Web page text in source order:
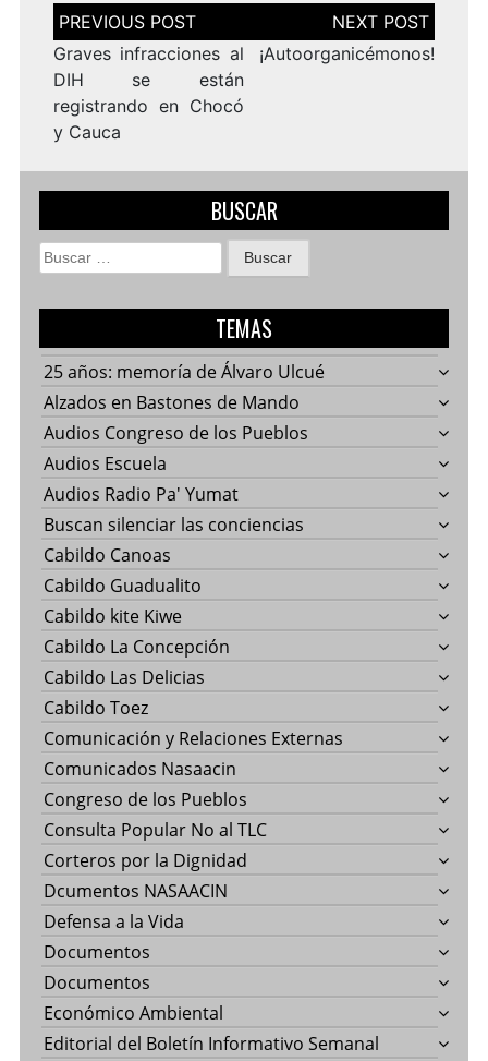
Navegación
de
entradas
Graves infracciones al
DIH se están
registrando en Chocó
y Cauca
¡Autoorganicémonos!
BUSCAR
Buscar:
TEMAS
25 años: memoría de Álvaro Ulcué
Alzados en Bastones de Mando
Audios Congreso de los Pueblos
Audios Escuela
Audios Radio Pa' Yumat
Buscan silenciar las conciencias
Cabildo Canoas
Cabildo Guadualito
Cabildo kite Kiwe
Cabildo La Concepción
Cabildo Las Delicias
Cabildo Toez
Comunicación y Relaciones Externas
Comunicados Nasaacin
Congreso de los Pueblos
Consulta Popular No al TLC
Corteros por la Dignidad
Dcumentos NASAACIN
Defensa a la Vida
Documentos
Documentos
Económico Ambiental
Editorial del Boletín Informativo Semanal